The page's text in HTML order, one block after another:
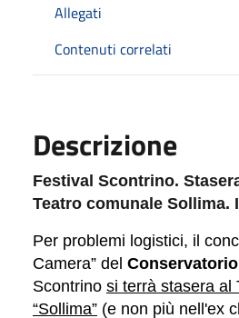
Allegati
Contenuti correlati
Descrizione
Festival Scontrino.
Teatro comunale Sollima.
Per problemi logistici, il
Camera” del
Scontrino si terrà stasera al
“Sollima” (e non più nell'ex